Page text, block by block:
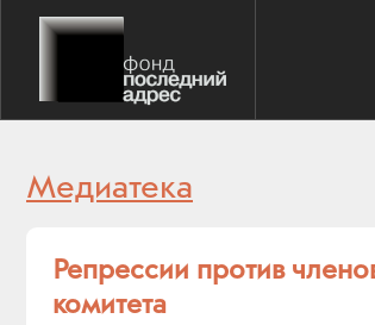
Медиатека
Репрессии против
комитета